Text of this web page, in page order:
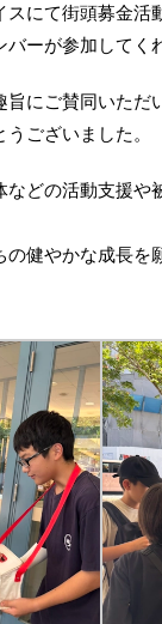
にて街頭募金活
ーが参加してく
にご賛同いただ
ございました。
どの活動支援や
健やかな成長を